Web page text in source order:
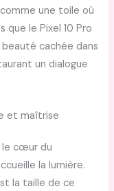
une toile où
que le Pixel 10 Pro
cachée dans
un dialogue
et maîtrise
le cœur du
la lumière.
la taille de ce